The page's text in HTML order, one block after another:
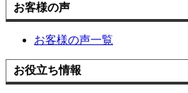
お客様の声
お客様の声一覧
お役立ち情報